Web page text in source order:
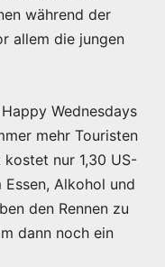
während der
allem die jungen
Wednesdays
mehr Touristen
nur 1,30 US-
Alkohol und
den Rennen zu
dann noch ein